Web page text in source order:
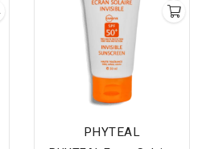
lumineux et confortable
au quotidien.
PHYTEAL